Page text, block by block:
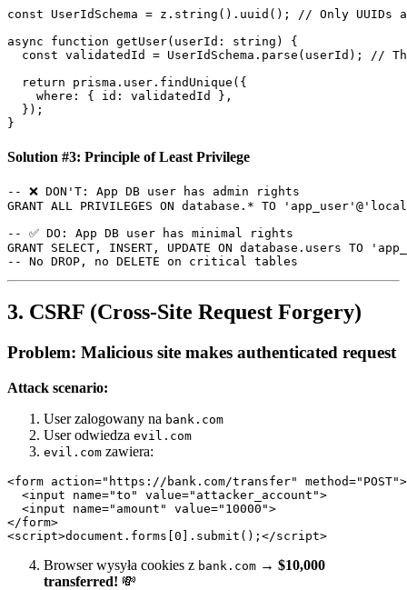
const UserIdSchema = z.string().uuid(); // Only UUIDs
async function getUser(userId: string) {
const validatedId = UserIdSchema.parse(userId); //
  return prisma.user.findUnique({
    where: { id: validatedId },
  });
Solution #3: Principle of Least Privilege
-- ❌ DON'T: App DB user has admin rights
GRANT ALL PRIVILEGES ON database.* TO
-- ✅ DO: App DB user has minimal rights
GRANT SELECT, INSERT, UPDATE ON database.users TO
3. CSRF (Cross-Site Request Forgery)
Problem: Malicious site makes authenticated request
Attack scenario:
User zalogowany na bank.com
User odwiedza evil.com
evil.com zawiera:
<form action="https://bank.com/transfer" method="POST">
  <input name="to" value="attacker_account">
  <input name="amount" value="10000">
</form>
Browser wysyła cookies z bank.com → $10,000
transferred! 💸